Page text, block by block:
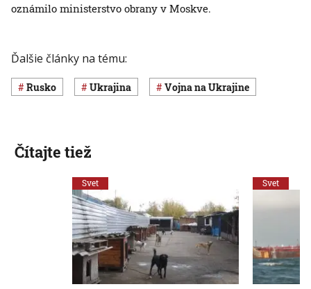
oznámilo ministerstvo obrany v Moskve.
Ďalšie články na tému:
Rusko Ukrajina vojna na Ukrajine
Čítajte tiež
Svet Svet